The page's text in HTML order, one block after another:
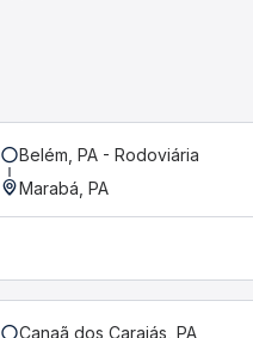
Belém, PA - Rodoviária
Marabá, PA
Canaã dos Carajás, PA